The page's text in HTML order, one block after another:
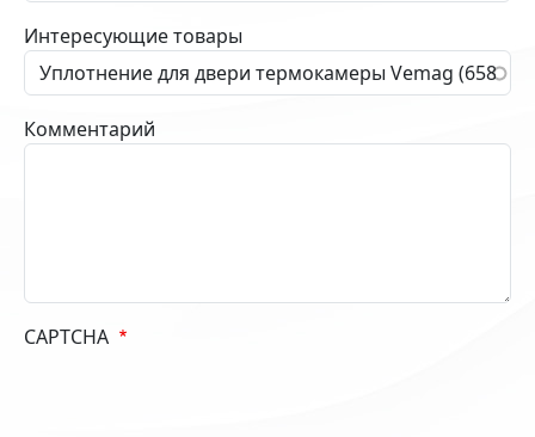
Интересующие товары
Комментарий
CAPTCHA